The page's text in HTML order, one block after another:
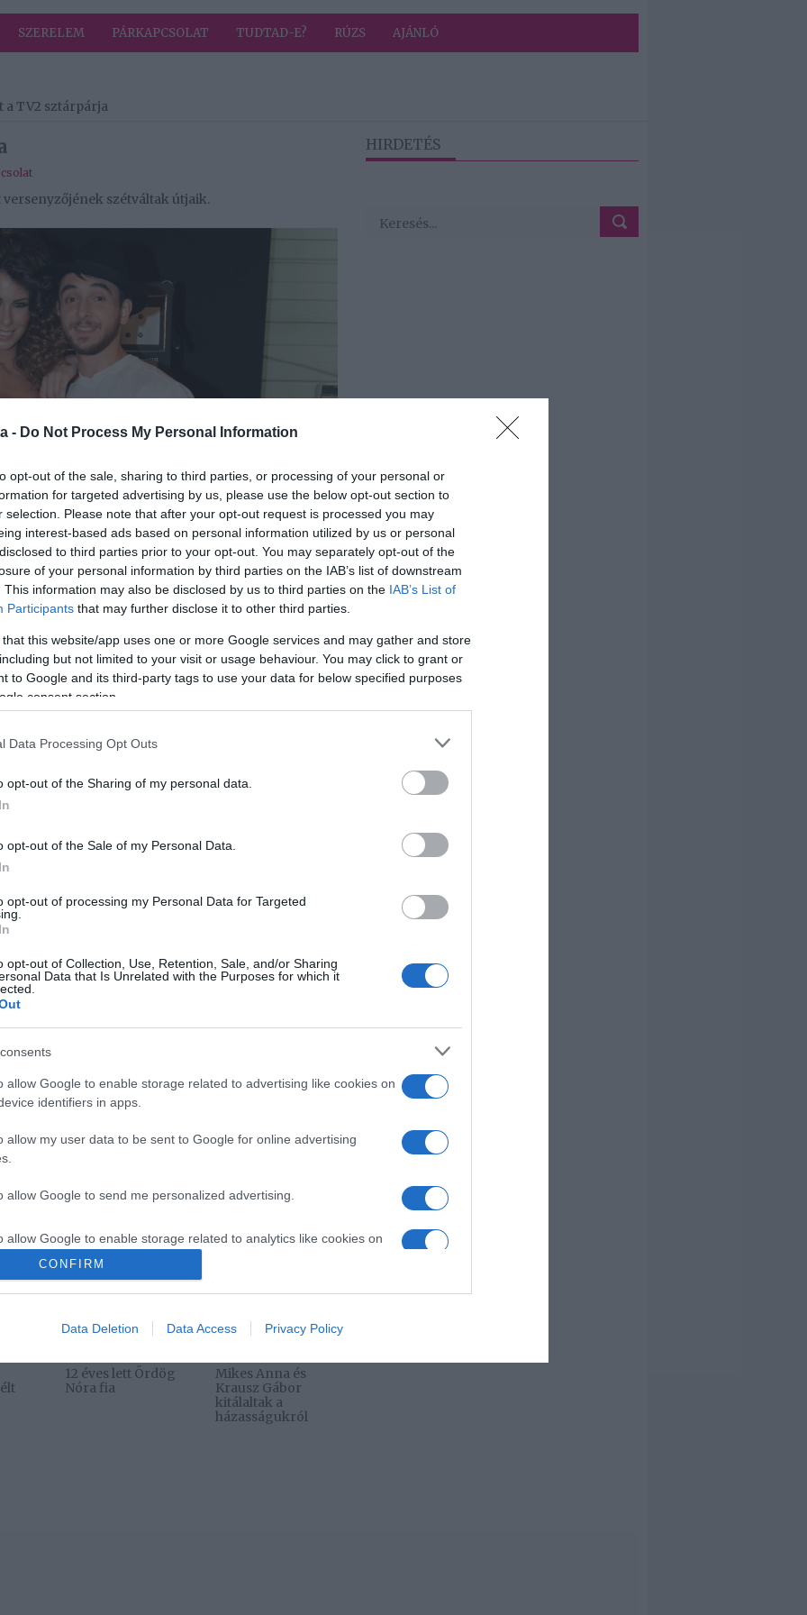
- Do Not Process My Personal Information
opt-out of the sale, sharing to third parties, or processing of your personal or
for targeted advertising by us, please use the below opt-out section to
selection. Please note that after your opt-out request is processed you may
interest-based ads based on personal information utilized by us or personal
to third parties prior to your opt-out. You may separately opt-out of the
of your personal information by third parties on the IAB’s list of downstream
This information may also be disclosed by us to third parties on the IAB’s List of
Participants that may further disclose it to other third parties.
that this website/app uses one or more Google services and may gather and store
but not limited to your visit or usage behaviour. You may click to grant or
to Google and its third-party tags to use your data for below specified purposes
consent section.
Data Processing Opt Outs
opt-out of the Sharing of my personal data.
opt-out of the Sale of my Personal Data.
opt-out of processing my Personal Data for Targeted
opt-out of Collection, Use, Retention, Sale, and/or Sharing
Data that Is Unrelated with the Purposes for which it
allow Google to enable storage related to advertising like cookies on
identifiers in apps.
allow my user data to be sent to Google for online advertising
allow Google to send me personalized advertising.
allow Google to enable storage related to analytics like cookies on
identifiers in apps.
allow Google to enable storage related to functionality of the website
CONFIRM
Data Deletion Data Access Privacy Policy
SZERELEM PÁRKAPCSOLAT TUDTAD-E? RÚZS AJÁNLÓ
a TV2 sztárpárja
versenyzőjének szétváltak útjaik.
éve jöttek össze a TV2 Star Academy műsorában. A
úgy tűnt, hosszú távon is egymás mellett
azonban elillant, Alexandra néhány hete egy
Pinterest
Alexandra,Kelemen László
12 éves lett Ördög
Nóra fia
Mikes Anna és
Krausz Gábor
kitálaltak a
házasságukról
HIRDETÉS